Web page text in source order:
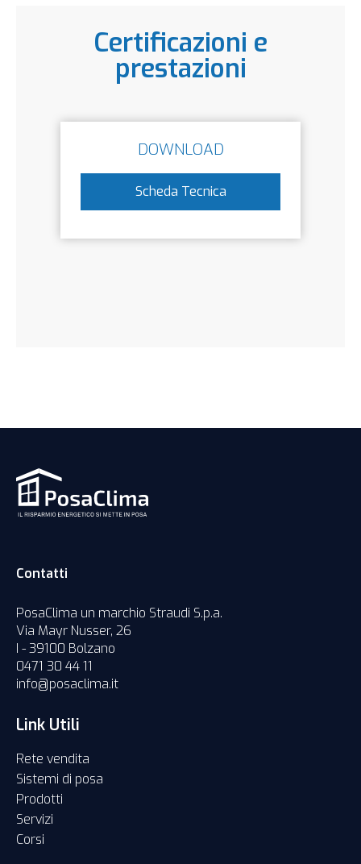
Certificazioni e
prestazioni
DOWNLOAD
Scheda Tecnica
Contatti
PosaClima un marchio Straudi S.p.a.
Via Mayr Nusser, 26
I - 39100 Bolzano
0471 30 44 11
info@posaclima.it
Link Utili
Rete vendita
Sistemi di posa
Prodotti
Servizi
Corsi